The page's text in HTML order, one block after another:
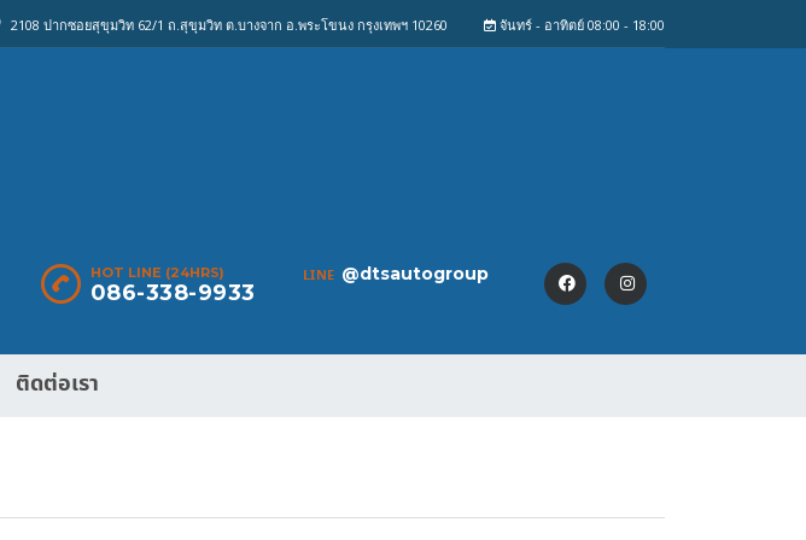
จันทร์ - อาทิตย์ 08:00 - 18:00
2108 ปากซอยสุขุมวิท 62/1 ถ.สุขุมวิท ต.บางจาก อ.พระโขนง กรุงเทพฯ 10260
LINE @dtsautogroup
HOT LINE (24HRS)
086-338-9933
ติดต่อเรา